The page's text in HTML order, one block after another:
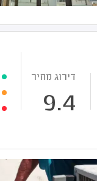
דירוג מחיר
9.4